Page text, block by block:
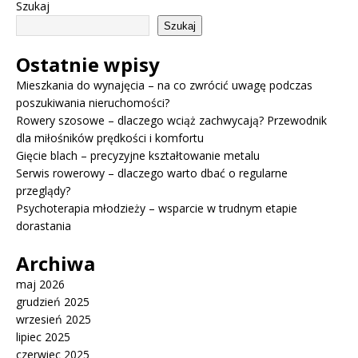
Szukaj
Szukaj
Ostatnie wpisy
Mieszkania do wynajęcia – na co zwrócić uwagę podczas
poszukiwania nieruchomości?
Rowery szosowe – dlaczego wciąż zachwycają? Przewodnik
dla miłośników prędkości i komfortu
Gięcie blach – precyzyjne kształtowanie metalu
Serwis rowerowy – dlaczego warto dbać o regularne
przeglądy?
Psychoterapia młodzieży – wsparcie w trudnym etapie
dorastania
Archiwa
maj 2026
grudzień 2025
wrzesień 2025
lipiec 2025
czerwiec 2025